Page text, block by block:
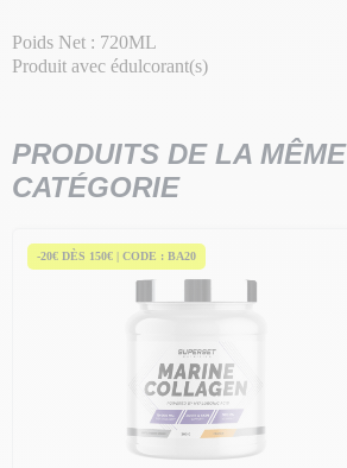
Poids Net : 720ML
Produit avec édulcorant(s)
PRODUITS DE LA MÊME
CATÉGORIE
-20€ DÈS 150€ | CODE : BA20